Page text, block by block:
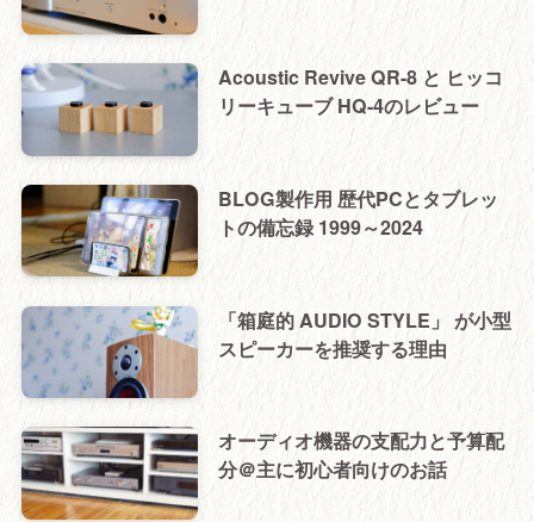
Acoustic Revive QR-8 と ヒッコ
リーキューブ HQ-4のレビュー
BLOG製作用 歴代PCとタブレッ
トの備忘録 1999～2024
「箱庭的 AUDIO STYLE」 が小型
スピーカーを推奨する理由
オーディオ機器の支配力と予算配
分＠主に初心者向けのお話